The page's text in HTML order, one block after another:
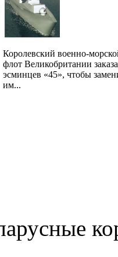
Королевский военно-
флот Великобритании
эсминцев «45», чтобы
им...